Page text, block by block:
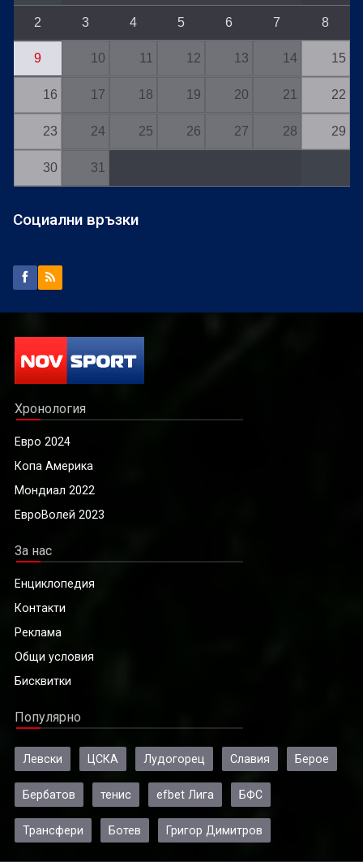
2 3 4 5 6 7 8
9 10 11 12 13 14 15
16 17 18 19 20 21 22
23 24 25 26 27 28 29
30 31
Социални връзки
Хронология
Евро 2024
Копа Америка
Мондиал 2022
ЕвроВолей 2023
За нас
Енциклопедия
Контакти
Реклама
Общи условия
Бисквитки
Популярно
Левски ЦСКА Лудогорец Славия Берое
Бербатов тенис efbet Лига БФС
Трансфери Ботев Григор Димитров